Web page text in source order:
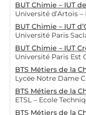
BUT Chimie – IUT
Université d’Artois
BUT Chimie – IUT
Université Paris
BUT Chimie – IUT
Université Paris Est
BTS Métiers de la
Lycée Notre Dame
BTS Métiers de la
ETSL – Ecole
BTS Métiers de la